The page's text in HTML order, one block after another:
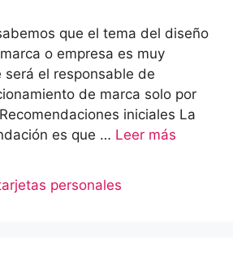
que el tema del diseño
o empresa es muy
será el responsable de
de marca solo por
iniciales La
es que … Leer más
personales